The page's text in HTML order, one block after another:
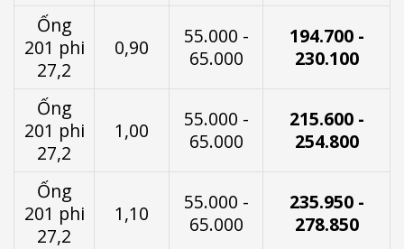
Ống
201 phi
27,2
0,90
55.000 -
65.000
194.700 -
230.100
Ống
201 phi
27,2
1,00
55.000 -
65.000
215.600 -
254.800
Ống
201 phi
27,2
1,10
55.000 -
65.000
235.950 -
278.850